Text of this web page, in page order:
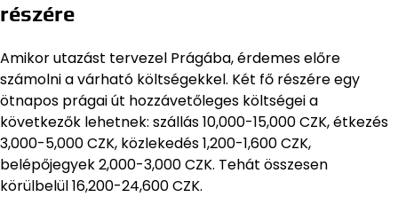
részére
Amikor utazást tervezel Prágába, érdemes előre
számolni a várható költségekkel. Két fő részére egy
ötnapos prágai út hozzávetőleges költségei a
következők lehetnek: szállás 10,000-15,000 CZK, étkezés
3,000-5,000 CZK, közlekedés 1,200-1,600 CZK,
belépőjegyek 2,000-3,000 CZK. Tehát összesen
körülbelül 16,200-24,600 CZK.